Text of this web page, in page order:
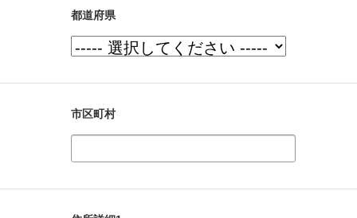
都道府県
市区町村